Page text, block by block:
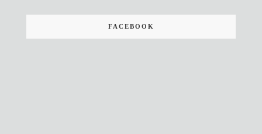
FACEBOOK